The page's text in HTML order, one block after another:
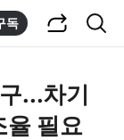
독
...차기
율 필요